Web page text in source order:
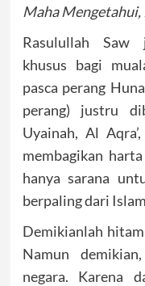
Maha Mengetahui,
Rasulullah Saw
khusus bagi
pasca perang
perang) justru
Uyainah, Al
membagikan
hanya sarana
berpaling dari
Demikianlah
Namun
negara. Karena